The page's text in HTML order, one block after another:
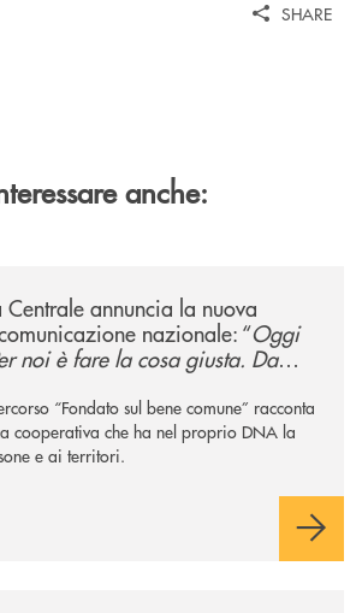
SHARE
anche:
annuncia la nuova
nazionale: “Oggi
noi è fare la cosa giusta. Da
“Fondato sul bene comune” racconta
cooperativa che ha nel proprio DNA la
e ai territori.